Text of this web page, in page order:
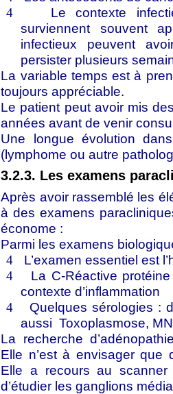
4
Le contexte
surviennent souvent
infectieux peuvent
persister plusieurs
La variable temps est à
toujours appréciable.
Le patient peut avoir mis
années avant de venir
Une longue évolution
(lymphome ou autre
3.2.3. Les examens
Après avoir rassemblé les
à des examens
économe :
Parmi les examens
4 L’examen essentiel est
4
La C-Réactive
contexte d’inflammation
4
Quelques sérologies :
aussi Toxoplasmose,
La recherche
Elle n’est à envisager que
Elle a recours au scanner
d’étudier les ganglions